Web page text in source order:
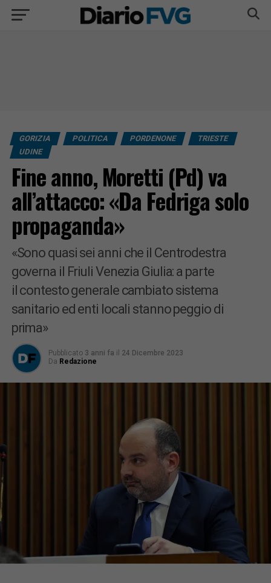
GORIZIA POLITICA PORDENONE
TRIESTE
UDINE
Fine anno, Moretti (Pd) va
all’attacco: «Da Fedriga solo
propaganda»
«Sono quasi sei anni che il Centrodestra
governa il Friuli Venezia Giulia: a parte
il contesto generale cambiato sistema
sanitario ed enti locali stanno peggio di
prima»
Pubblicato 3 anni fa il 24 Dicembre 2023
Da Redazione